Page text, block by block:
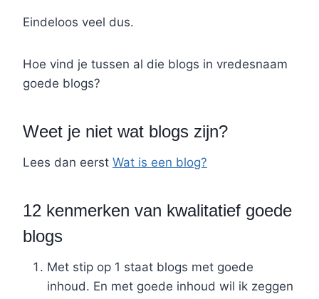
Eindeloos veel dus.
Hoe vind je tussen al die blogs in vredesnaam
goede blogs?
Weet je niet wat blogs zijn?
Lees dan eerst Wat is een blog?
12 kenmerken van kwalitatief goede
blogs
Met stip op 1 staat blogs met goede
inhoud. En met goede inhoud wil ik zeggen